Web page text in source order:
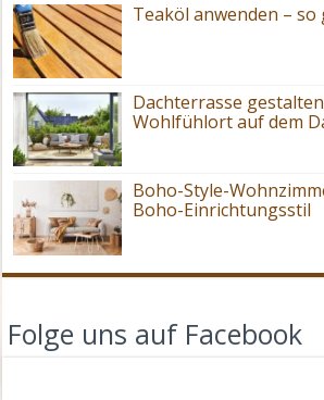
Teaköl anwenden – so
Dachterrasse
Wohlfühlort auf dem
Boho-Style-
Boho-Einrichtungsstil
Folge uns auf Facebook